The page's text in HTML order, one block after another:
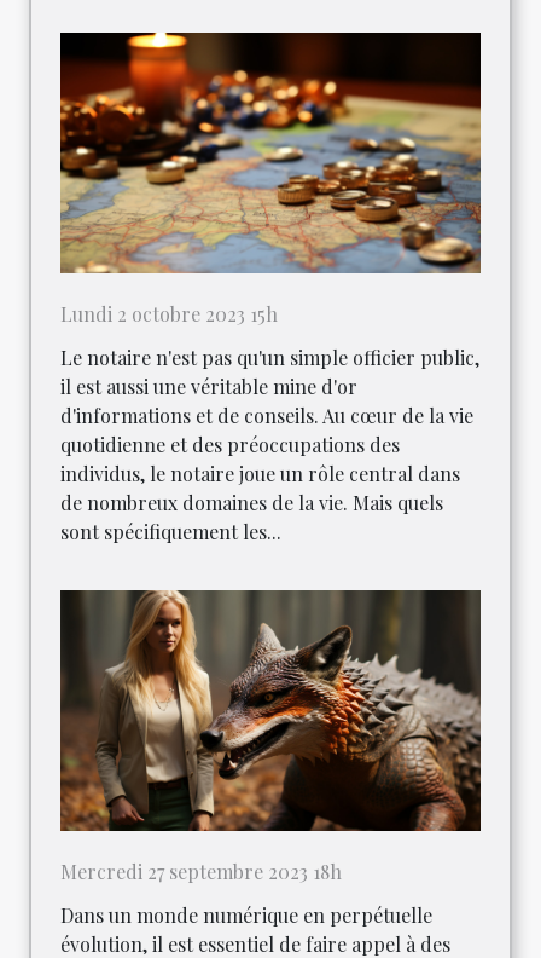
Lundi 2 octobre 2023 15h
Le notaire n'est pas qu'un simple officier public,
il est aussi une véritable mine d'or
d'informations et de conseils. Au cœur de la vie
quotidienne et des préoccupations des
individus, le notaire joue un rôle central dans
de nombreux domaines de la vie. Mais quels
sont spécifiquement les...
Mercredi 27 septembre 2023 18h
Dans un monde numérique en perpétuelle
évolution, il est essentiel de faire appel à des